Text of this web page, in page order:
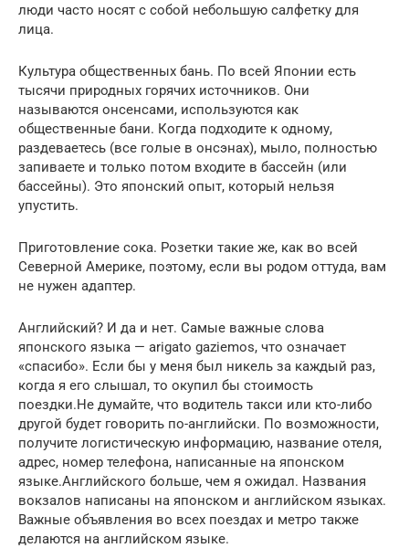
люди часто носят с собой небольшую салфетку для
лица.
Культура общественных бань. По всей Японии есть
тысячи природных горячих источников. Они
называются онсенсами, используются как
общественные бани. Когда подходите к одному,
раздеваетесь (все голые в онсэнах), мыло, полностью
запиваете и только потом входите в бассейн (или
бассейны). Это японский опыт, который нельзя
упустить.
Приготовление сока. Розетки такие же, как во всей
Северной Америке, поэтому, если вы родом оттуда, вам
не нужен адаптер.
Английский? И да и нет. Самые важные слова
японского языка — arigato gaziemos, что означает
«спасибо». Если бы у меня был никель за каждый раз,
когда я его слышал, то окупил бы стоимость
поездки.Не думайте, что водитель такси или кто-либо
другой будет говорить по-английски. По возможности,
получите логистическую информацию, название отеля,
адрес, номер телефона, написанные на японском
языке.Английского больше, чем я ожидал. Названия
вокзалов написаны на японском и английском языках.
Важные объявления во всех поездах и метро также
делаются на английском языке.